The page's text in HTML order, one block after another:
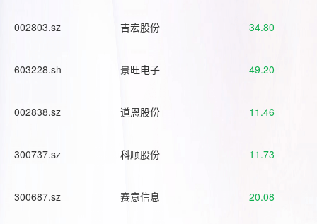
002803.sz 吉宏股份 34.80
603228.sh 景旺电子 49.20
002838.sz 道恩股份 11.46
300737.sz 科顺股份 11.73
300687.sz 赛意信息 20.08